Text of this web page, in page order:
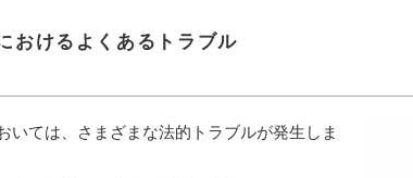
おけるよくあるトラブル
いては、さまざまな法的トラブルが発生しま